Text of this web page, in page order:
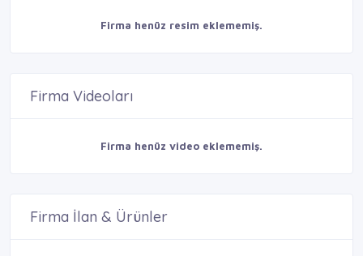
Firma henüz resim eklememiş.
Firma Videoları
Firma henüz video eklememiş.
Firma İlan & Ürünler